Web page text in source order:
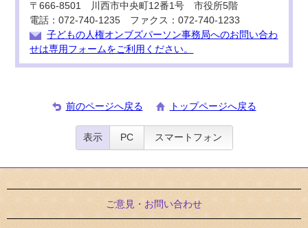
〒666-8501 川西市中央町12番1号 市役所5階
電話：072-740-1235 ファクス：072-740-1233
子どもの人権オンブズパーソン事務局へのお問い合わ
せは専用フォームをご利用ください。
前のページへ戻る トップページへ戻る
表示 PC スマートフォン
ご意見・お問い合わせ